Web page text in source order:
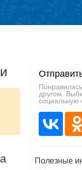
другом.
социальную
Полезные